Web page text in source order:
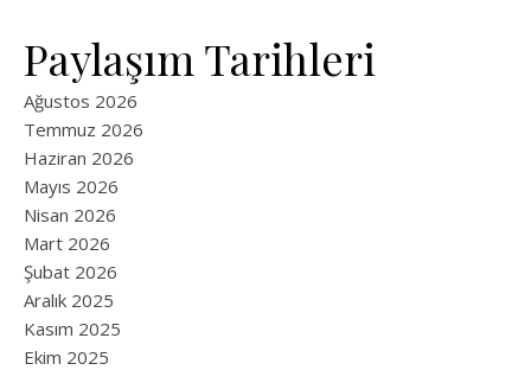
Paylaşım Tarihleri
Ağustos 2026
Temmuz 2026
Haziran 2026
Mayıs 2026
Nisan 2026
Mart 2026
Şubat 2026
Aralık 2025
Kasım 2025
Ekim 2025